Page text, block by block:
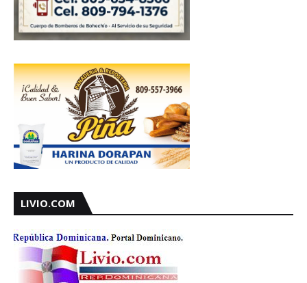
LIVIO.COM